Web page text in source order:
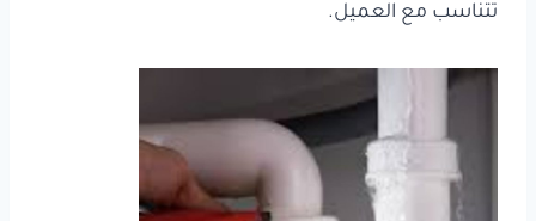
تتناسب مع العميل.